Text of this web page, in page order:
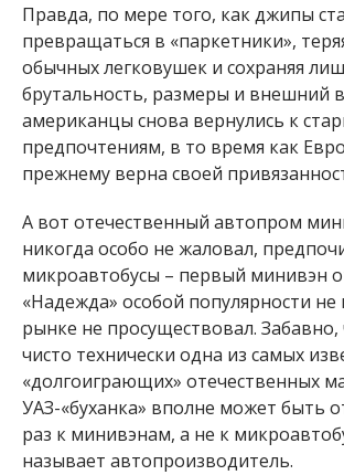
Правда, по мере того, как джипы
превращаться в «паркетники»,
обычных легковушек и сохраняя
брутальность, размеры и внешний
американцы снова вернулись к
предпочтениям, в то время как
прежнему верна своей
А вот отечественный автопром
никогда особо не жаловал,
микроавтобусы – первый минивэн
«Надежда» особой популярности не
рынке не просуществовал.
чисто технически одна из самых
«долгоиграющих» отечественных
УАЗ-«буханка» вполне может быть
раз к минивэнам, а не к
называет автопроизводитель.